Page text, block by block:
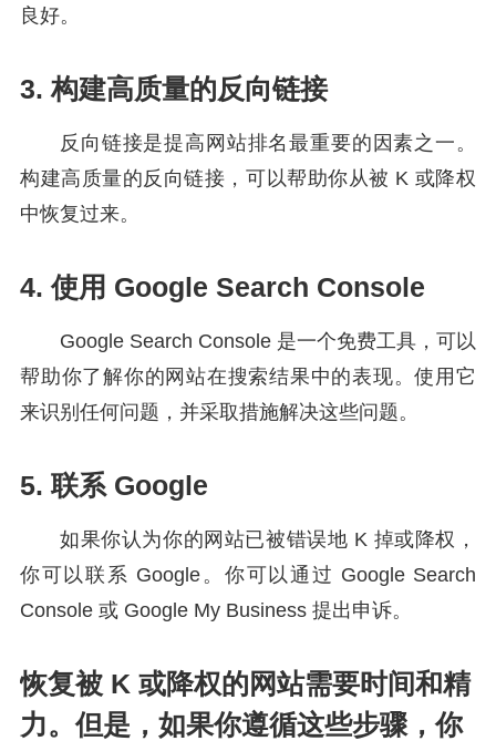
良好。
3. 构建高质量的反向链接
反向链接是提高网站排名最重要的因素之一。
构建高质量的反向链接，可以帮助你从被 K 或降权
中恢复过来。
4. 使用 Google Search Console
Google Search Console 是一个免费工具，可以
帮助你了解你的网站在搜索结果中的表现。使用它
来识别任何问题，并采取措施解决这些问题。
5. 联系 Google
如果你认为你的网站已被错误地 K 掉或降权，
你可以联系 Google。你可以通过 Google Search
Console 或 Google My Business 提出申诉。
恢复被 K 或降权的网站需要时间和精
力。但是，如果你遵循这些步骤，你